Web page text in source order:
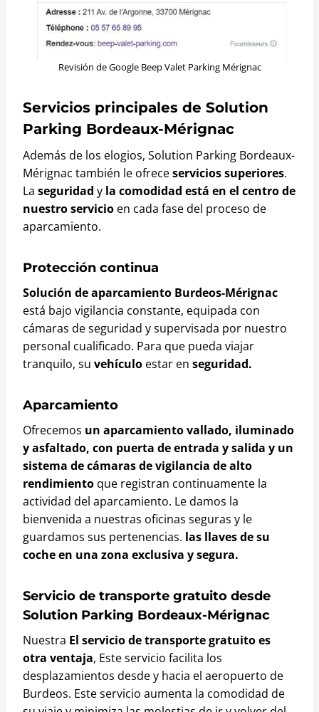
Revisión de Google Beep Valet Parking Mérignac
Servicios principales de Solution
Parking Bordeaux-Mérignac
Además de los elogios, Solution Parking Bordeaux-
Mérignac también le ofreceservicios superiores.
La seguridad y la comodidad está en el centro de
nuestro servicio en cada fase del proceso de
aparcamiento.
Protección continua
Solución de aparcamiento Burdeos-Mérignac
está bajo vigilancia constante, equipada con
cámaras de seguridad y supervisada por nuestro
personal cualificado. Para que pueda viajar
tranquilo, su vehículo estar en seguridad.
Aparcamiento
Ofrecemos un aparcamiento vallado, iluminado
y asfaltado, con puerta de entrada y salida y un
sistema de cámaras de vigilancia de alto
rendimiento que registran continuamente la
actividad del aparcamiento. Le damos la
bienvenida a nuestras oficinas seguras y le
guardamos sus pertenencias. las llaves de su
coche en una zona exclusiva y segura.
Servicio de transporte gratuito desde
Solution Parking Bordeaux-Mérignac
Nuestra El servicio de transporte gratuito es
otra ventaja, Este servicio facilita los
desplazamientos desde y hacia el aeropuerto de
Burdeos. Este servicio aumenta la comodidad de